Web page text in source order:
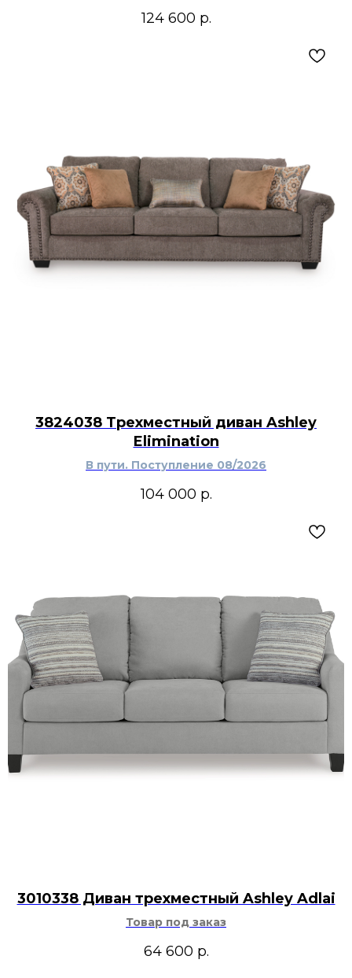
124 600 р.
3824038 Трехместный диван Ashley
Elimination
В пути. Поступление 08/2026
104 000 р.
3010338 Диван трехместный Ashley Adlai
Товар под заказ
64 600 р.